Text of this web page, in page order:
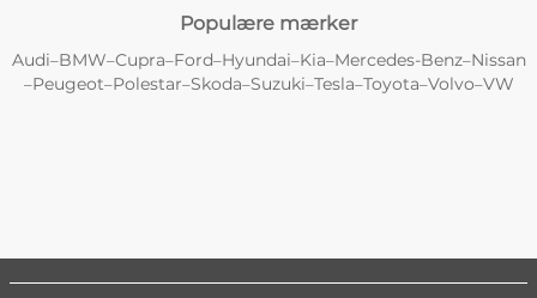
Populære mærker
Audi–BMW–Cupra–Ford–Hyundai–Kia–Mercedes-Benz–Nissan
–Peugeot–Polestar–Skoda–Suzuki–Tesla–Toyota–Volvo–VW